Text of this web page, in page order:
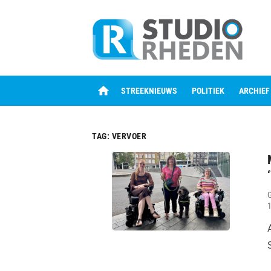
home STREEKNIEUWS POLITIEK ARCHIEF
TAG: VERVOER